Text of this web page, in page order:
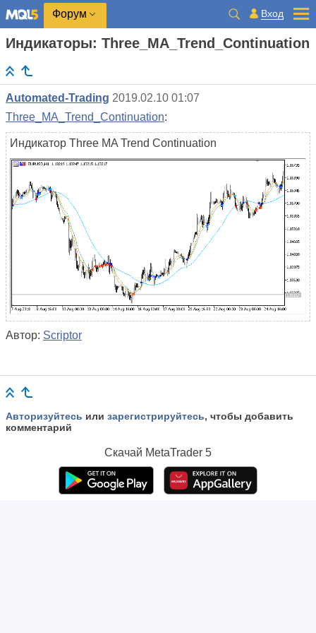
Форум Вход
Индикаторы: Three_MA_Trend_Continuation
Automated-Trading 2019.02.10 01:07
Three_MA_Trend_Continuation:
Индикатор Three MA Trend Continuation
Автор: Scriptor
Авторизуйтесь или зарегистрируйтесь, чтобы добавить
комментарий
Скачай MetaTrader 5